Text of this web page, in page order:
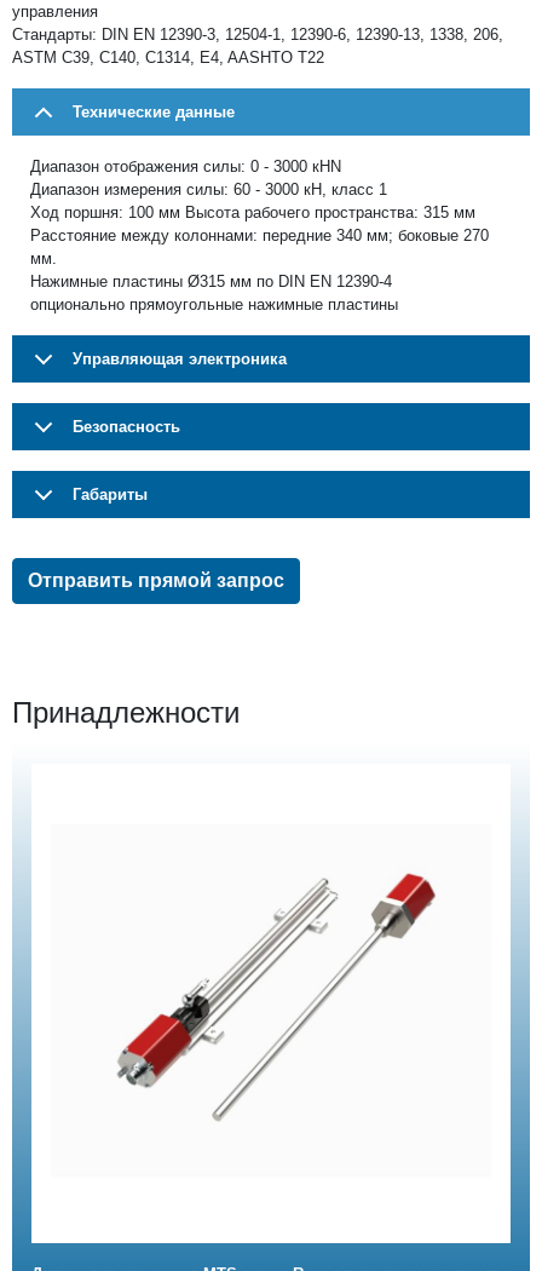
управления
Стандарты: DIN EN 12390-3, 12504-1, 12390-6, 12390-13, 1338, 206,
ASTM C39, C140, C1314, E4, AASHTO T22
Технические данные
Диапазон отображения силы: 0 - 3000 кНN
Диапазон измерения силы: 60 - 3000 кН, класс 1
Ход поршня: 100 мм Высота рабочего пространства: 315 мм
Расстояние между колоннами: передние 340 мм; боковые 270
мм.
Нажимные пластины Ø315 мм по DIN EN 12390-4
опционально прямоугольные нажимные пластины
Управляющая электроника
Безопасность
Габариты
Отправить прямой запрос
Принадлежности